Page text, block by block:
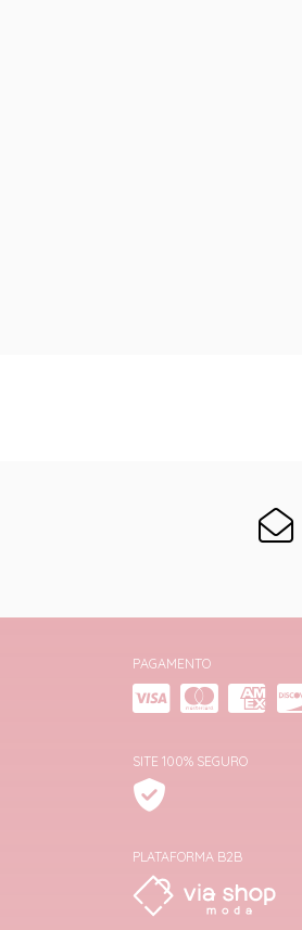
PAGAMENTO
SITE 100% SEGURO
PLATAFORMA B2B